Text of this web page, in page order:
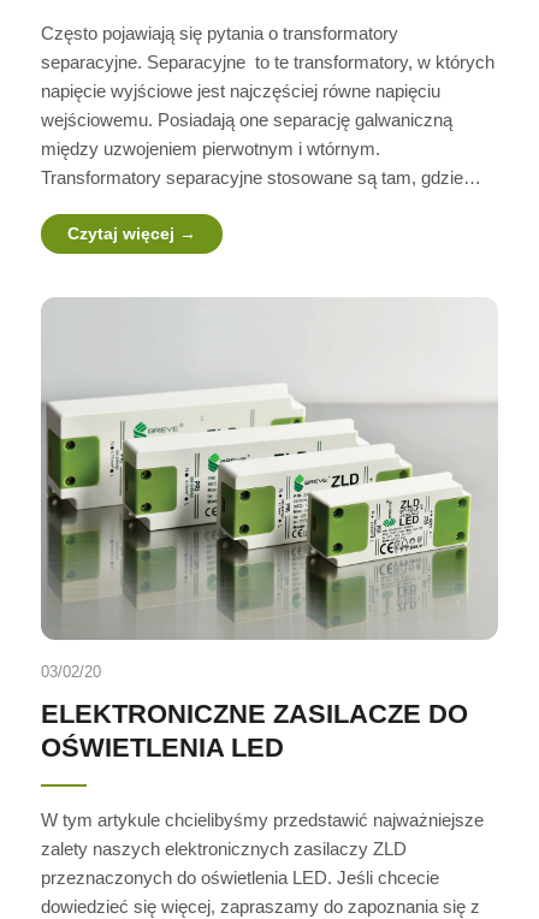
Często pojawiają się pytania o transformatory
separacyjne. Separacyjne to te transformatory, w których
napięcie wyjściowe jest najczęściej równe napięciu
wejściowemu. Posiadają one separację galwaniczną
między uzwojeniem pierwotnym i wtórnym.
Transformatory separacyjne stosowane są tam, gdzie…
Czytaj więcej
03/02/20
ELEKTRONICZNE ZASILACZE DO
OŚWIETLENIA LED
W tym artykule chcielibyśmy przedstawić najważniejsze
zalety naszych elektronicznych zasilaczy ZLD
przeznaczonych do oświetlenia LED. Jeśli chcecie
dowiedzieć się więcej, zapraszamy do zapoznania się z